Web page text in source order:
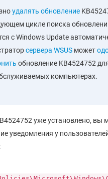
удалять обновление
цикле поиска
с Windows Update
сервера WSUS может
обновление KB4524752
компьютерах.
уже установлено, вы
уведомления у